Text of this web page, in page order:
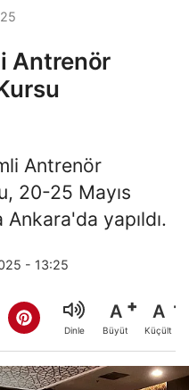
Antrenör
Antrenör
20-25 Mayıs
yapıldı.
- 13:25
Dinle
A
Büyüt
A
Küçült